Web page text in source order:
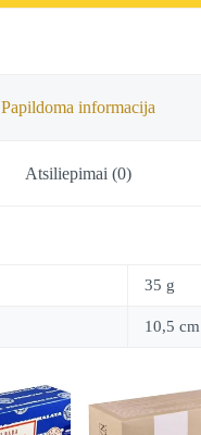
Papildoma informacija
Atsiliepimai (0)
35 g
10,5 cm